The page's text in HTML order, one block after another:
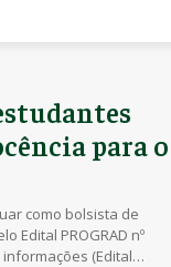
para o
como bolsista de
Edital PROGRAD nº
(Edital